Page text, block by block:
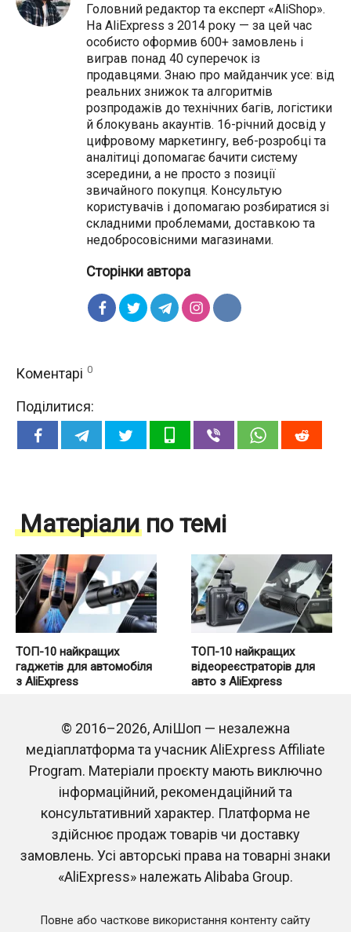
Головний редактор та експерт «AliShop».
На AliExpress з 2014 року — за цей час
особисто оформив 600+ замовлень і
виграв понад 40 суперечок із
продавцями. Знаю про майданчик усе: від
реальних знижок та алгоритмів
розпродажів до технічних багів, логістики
й блокувань акаунтів. 16-річний досвід у
цифровому маркетингу, веб-розробці та
аналітиці допомагає бачити систему
зсередини, а не просто з позиції
звичайного покупця. Консультую
користувачів і допомагаю розбиратися зі
складними проблемами, доставкою та
недобросовісними магазинами.
Сторінки автора
Коментарі 0
Поділитися:
Матеріали по темі
ТОП-10 найкращих
гаджетів для автомобіля
з AliExpress
ТОП-10 найкращих
відеореєстраторів для
авто з AliExpress
ТОП-12 популярних
наборів інструментів для
дому з AliExpress
ТОП-10 найкращих
лазерних рівнів з
© 2016–2026, АліШоп — незалежна
медіаплатформа та учасник AliExpress Affiliate
Program. Матеріали проєкту мають виключно
інформаційний, рекомендаційний та
консультативний характер. Платформа не
здійснює продаж товарів чи доставку
замовлень. Усі авторські права на товарні знаки
«AliExpress» належать Alibaba Group.
Повне або часткове використання контенту сайту